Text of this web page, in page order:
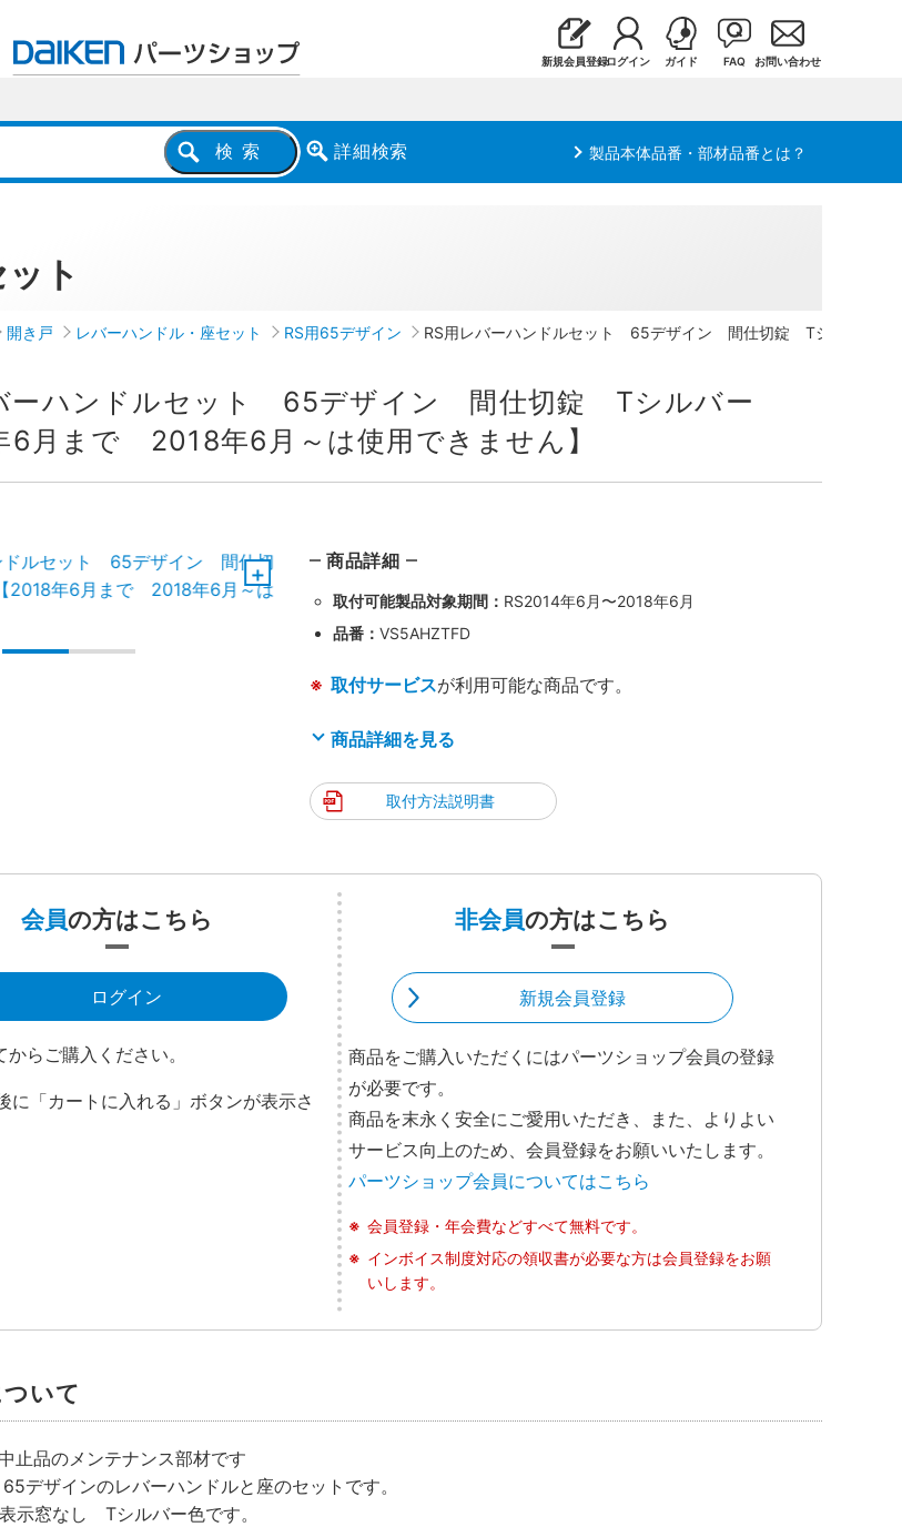
新規会員登録ログイン ガイド FAQ お問い合わせ
検索 詳細検索 製品本体品番・部材品番とは？
ト
開き戸 レバーハンドル・座セット RS用65デザイン RS用レバーハンドルセット 65デザイン 間仕切錠 Tシルバー
ーハンドルセット 65デザイン 間仕切錠 Tシルバー
6月まで 2018年6月～は使用できません】
商品詳細
取付可能製品対象期間： RS2014年6月〜2018年6月
品番： VS5AHZTFD
取付サービスが利用可能な商品です。
商品詳細を見る
取付方法説明書
会員の方はこちら
ログイン
からご購入ください。
に「カートに入れる」ボタンが表示さ
非会員の方はこちら
新規会員登録
商品をご購入いただくにはパーツショップ会員の登録
が必要です。
商品を末永く安全にご愛用いただき、また、よりよい
サービス向上のため、会員登録をお願いいたします。
パーツショップ会員についてはこちら
会員登録・年会費などすべて無料です。
インボイス制度対応の領収書が必要な方は会員登録をお願
いします。
いて
品のメンテナンス部材です
デザインのレバーハンドルと座のセットです。
示窓なし Tシルバー色です。